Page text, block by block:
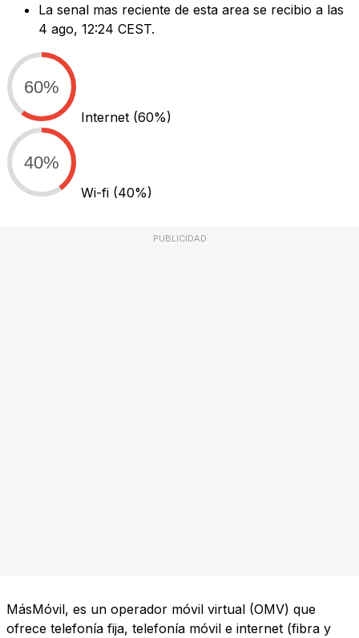
La senal mas reciente de esta area se recibio a las
4 ago, 12:24 CEST.
60%
Internet (60%)
40%
Wi-fi (40%)
PUBLICIDAD
MásMóvil, es un operador móvil virtual (OMV) que
ofrece telefonía fija, telefonía móvil e internet (fibra y